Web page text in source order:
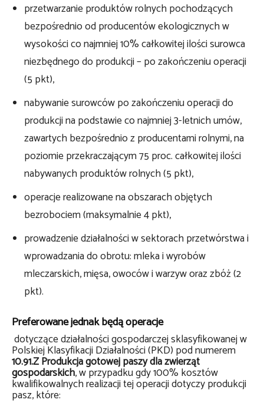
przetwarzanie produktów rolnych pochodzących
bezpośrednio od producentów ekologicznych w
wysokości co najmniej 10% całkowitej ilości surowca
niezbędnego do produkcji – po zakończeniu operacji
(5 pkt),
nabywanie surowców po zakończeniu operacji do
produkcji na podstawie co najmniej 3-letnich umów,
zawartych bezpośrednio z producentami rolnymi, na
poziomie przekraczającym 75 proc. całkowitej ilości
nabywanych produktów rolnych (5 pkt),
operacje realizowane na obszarach objętych
bezrobociem (maksymalnie 4 pkt),
prowadzenie działalności w sektorach przetwórstwa i
wprowadzania do obrotu: mleka i wyrobów
mleczarskich, mięsa, owoców i warzyw oraz zbóż (2
pkt).
Preferowane jednak będą operacje
dotyczące działalności gospodarczej sklasyfikowanej w
Polskiej Klasyfikacji Działalności (PKD) pod numerem
10.91.Z Produkcja gotowej paszy dla zwierząt
gospodarskich, w przypadku gdy 100% kosztów
kwalifikowalnych realizacji tej operacji dotyczy produkcji
pasz, które: